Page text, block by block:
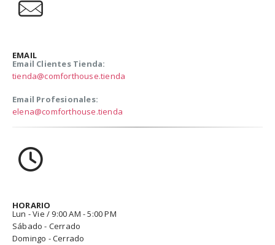
EMAIL
Email Clientes Tienda:
tienda@comforthouse.tienda
Email Profesionales:
elena@comforthouse.tienda
HORARIO
Lun - Vie / 9:00 AM - 5:00 PM
Sábado - Cerrado
Domingo - Cerrado